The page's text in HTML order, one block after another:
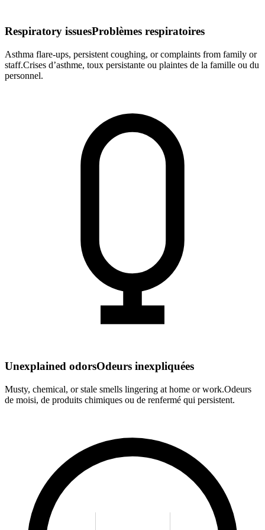
Respiratory issuesProblèmes respiratoires
Asthma flare-ups, persistent coughing, or complaints from family or
staff.Crises d’asthme, toux persistante ou plaintes de la famille ou du
personnel.
Unexplained odorsOdeurs inexpliquées
Musty, chemical, or stale smells lingering at home or work.Odeurs
de moisi, de produits chimiques ou de renfermé qui persistent.